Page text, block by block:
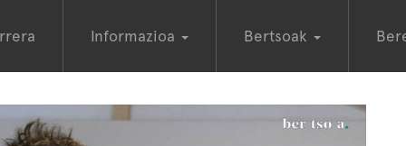
Informazioa Bertsoak